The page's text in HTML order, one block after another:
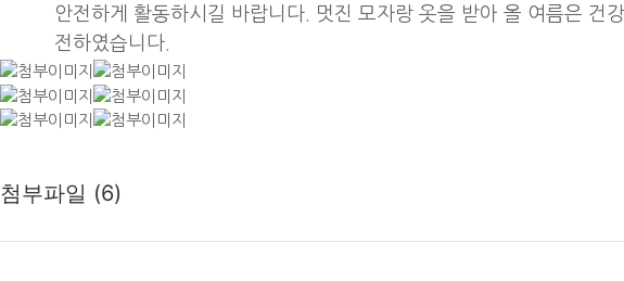
안전하게
활동하시길 바랍니다. 멋진 모자랑 옷을 받아 올 여름은 건
전하였습니다.
첨부파일 (6)